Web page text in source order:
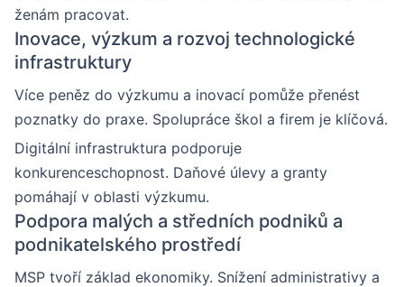
ženám pracovat.
Inovace, výzkum a rozvoj technologické
infrastruktury
Více peněz do výzkumu a inovací pomůže přenést
poznatky do praxe. Spolupráce škol a firem je klíčová.
Digitální infrastruktura podporuje
konkurenceschopnost. Daňové úlevy a granty
pomáhají v oblasti výzkumu.
Podpora malých a středních podniků a
podnikatelského prostředí
MSP tvoří základ ekonomiky. Snížení administrativy a